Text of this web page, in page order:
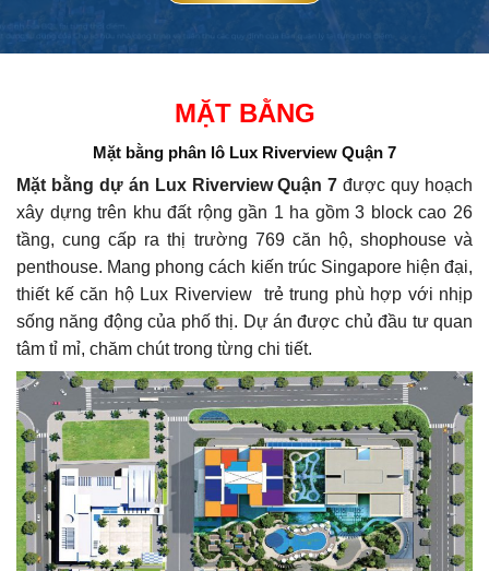
MẶT BẰNG
Mặt bằng phân lô Lux Riverview Quận 7
Mặt bằng dự án Lux Riverview Quận 7được quy hoạch
xây dựng trên khu đất rộng gần 1 ha gồm 3 block cao 26
tầng, cung cấp ra thị trường 769 căn hộ, shophouse và
penthouse. Mang phong cách kiến trúc Singapore hiện đại,
thiết kế căn hộ Lux Riverview trẻ trung phù hợp với nhịp
sống năng động của phố thị. Dự án được chủ đầu tư quan
tâm tỉ mỉ, chăm chút trong từng chi tiết.